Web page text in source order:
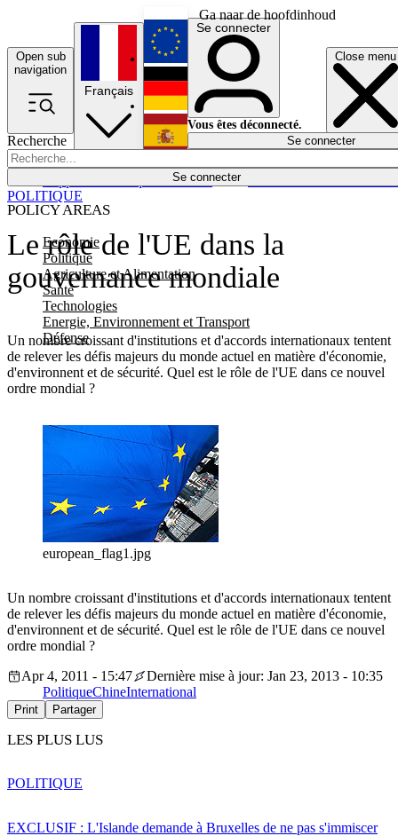
Ga naar de hoofdinhoud
Open sub
navigation
Close menu
Recherche
Se connecter
POLICY AREAS
Economie
Politique
Agriculture et Alimentation
Santé
Technologies
Energie, Environnement et Transport
Défense
Économie
Français
English
Deutsch
Español
Se connecter
Vous êtes déconnecté.
Se connecter
Le rôle de l'UE dans la
gouvernance mondiale
Un nombre croissant d'institutions et d'accords internationaux tentent
de relever les défis majeurs du monde actuel en matière d'économie,
d'environnent et de sécurité. Quel est le rôle de l'UE dans ce nouvel
ordre mondial ?
POLITIQUE
european_flag1.jpg
Un nombre croissant d'institutions et d'accords internationaux tentent
de relever les défis majeurs du monde actuel en matière d'économie,
d'environnent et de sécurité. Quel est le rôle de l'UE dans ce nouvel
ordre mondial ?
Apr 4, 2011 - 15:47
Dernière mise à jour: Jan 23, 2013 - 10:35
PolitiqueChineInternational
Print Partager
LES PLUS LUS
EXCLUSIF : L'Islande demande à Bruxelles de ne pas s'immiscer
POLITIQUE